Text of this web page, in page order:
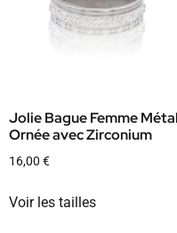
Jolie Bague Femme Métal
Ornée avec Zirconium
16,00 €
Voir les tailles